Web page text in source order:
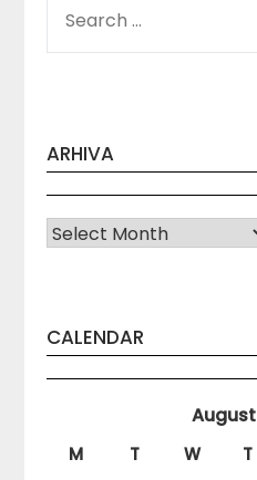
FOR:
ARHIVA
Arhiva
CALENDAR
M T W T